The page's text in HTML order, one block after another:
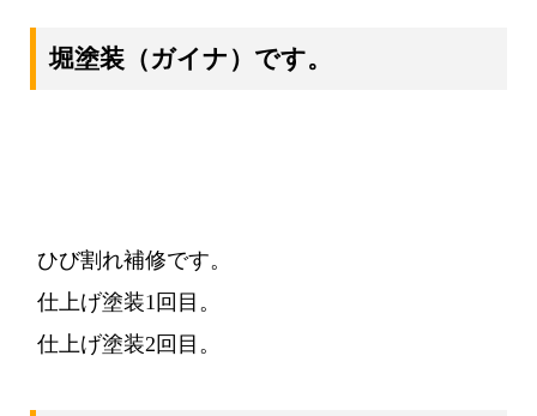
堀塗装（ガイナ） です。
ひび割れ補修です。
仕上げ塗装1回目。
仕上げ塗装2回目。